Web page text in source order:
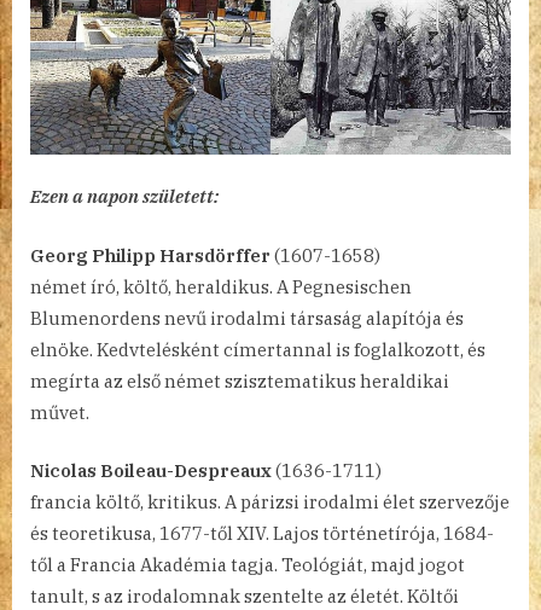
Ezen a napon született:
Georg Philipp Harsdörffer (1607-1658)
német író, költő, heraldikus. A Pegnesischen
Blumenordens nevű irodalmi társaság alapítója és
elnöke. Kedvtelésként címertannal is foglalkozott, és
megírta az első német szisztematikus heraldikai
művet.
Nicolas Boileau-Despreaux(1636-1711)
francia költő, kritikus. A párizsi irodalmi élet szervezője
és teoretikusa, 1677-től XIV. Lajos történetírója, 1684-
től a Francia Akadémia tagja. Teológiát, majd jogot
tanult, s az irodalomnak szentelte az életét. Költői